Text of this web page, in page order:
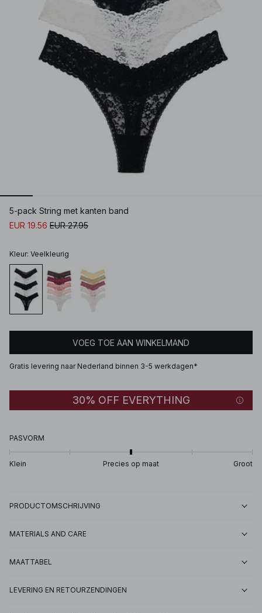
5-pack String met kanten band
EUR 19.56 EUR 27.95
Kleur: Veelkleurig
VOEG TOE AAN WINKELMAND
Gratis levering naar Nederland binnen 3-5 werkdagen*
30% OFF EVERYTHING
PASVORM
Klein Precies op maat Groot
PRODUCTOMSCHRIJVING
MATERIALS AND CARE
MAATTABEL
LEVERING EN RETOURZENDINGEN